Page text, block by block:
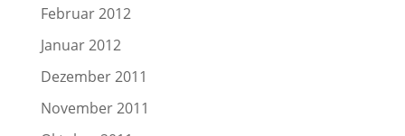
Februar 2012
Januar 2012
Dezember 2011
November 2011